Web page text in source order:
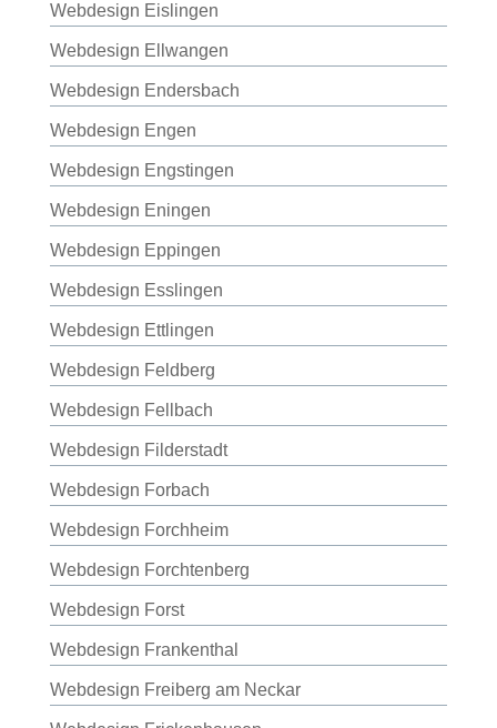
Webdesign Eislingen
Webdesign Ellwangen
Webdesign Endersbach
Webdesign Engen
Webdesign Engstingen
Webdesign Eningen
Webdesign Eppingen
Webdesign Esslingen
Webdesign Ettlingen
Webdesign Feldberg
Webdesign Fellbach
Webdesign Filderstadt
Webdesign Forbach
Webdesign Forchheim
Webdesign Forchtenberg
Webdesign Forst
Webdesign Frankenthal
Webdesign Freiberg am Neckar